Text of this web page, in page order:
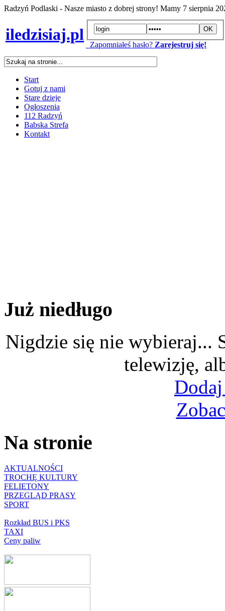
Radzyń Podlaski - Nasze miasto z dobrej strony! Mamy 7 sierpnia
iledzisiaj.pl
Zapomniałeś hasło? Zarejestruj się!
Start
Gotuj z nami
Stare dzieje
Ogłoszenia
112 Radzyń
Babska Strefa
Kontakt
Już niedługo
Nigdzie się nie wybieraj...
telewizję,
Na stronie
AKTUALNOŚCI
TROCHĘ KULTURY
FELIETONY
PRZEGLĄD PRASY
SPORT
Rozkład BUS i PKS
TAXI
Ceny paliw